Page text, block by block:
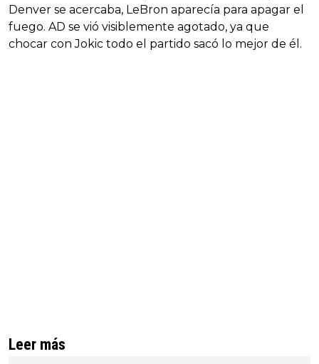
Denver se acercaba, LeBron aparecía para apagar el
fuego. AD se vió visiblemente agotado, ya que
chocar con Jokic todo el partido sacó lo mejor de él.
Leer más